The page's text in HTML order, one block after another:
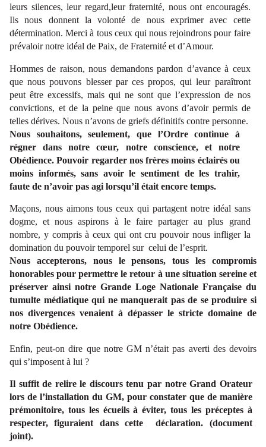
leurs silences, leur regard,leur fraternité, nous ont encouragés.
Ils nous donnent la volonté de nous exprimer avec cette
détermination. Merci à tous ceux qui nous rejoindrons pour faire
prévaloir notre idéal de Paix, de Fraternité et d’Amour.
Hommes de raison, nous demandons pardon d’avance à ceux
que nous pouvons blesser par ces propos, qui leur paraîtront
peut être excessifs, mais qui ne sont que l’expression de nos
convictions, et de la peine que nous avons d’avoir permis de
telles dérives. Nous n’avons de griefs définitifs contre personne.
Nous souhaitons, seulement, que l’Ordre continue à
régner dans notre cœur, notre conscience, et notre
Obédience. Pouvoir regarder nos frères moins éclairés ou
moins informés, sans avoir le sentiment de les trahir,
faute de n’avoir pas agi lorsqu’il était encore temps.
Maçons, nous aimons tous ceux qui partagent notre idéal sans
dogme, et nous aspirons à le faire partager au plus grand
nombre, y compris à ceux qui ont cru pouvoir nous infliger la
domination du pouvoir temporel sur celui de l’esprit.
Nous accepterons, nous le pensons, tous les compromis
honorables pour permettre le retour à une situation sereine et
préserver ainsi notre Grande Loge Nationale Française du
tumulte médiatique qui ne manquerait pas de se produire si
nos divergences venaient à dépasser le stricte domaine de
notre Obédience.
Enfin, peut-on dire que notre GM n’était pas averti des devoirs
qui s’imposent à lui ?
Il suffit de relire le discours tenu par notre Grand Orateur
lors de l’installation du GM, pour constater que de manière
prémonitoire, tous les écueils à éviter, tous les préceptes à
respecter, figuraient dans cette déclaration. (document
joint).